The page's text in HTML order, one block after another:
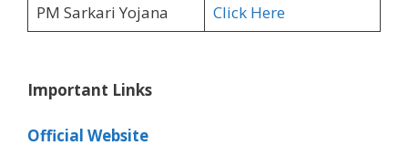
PM Sarkari Yojana Click Here
Important Links
Official Website